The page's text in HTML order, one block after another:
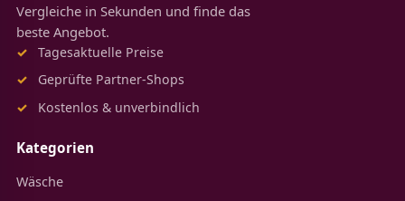
Vergleiche in Sekunden und finde das
beste Angebot.
Tagesaktuelle Preise
Geprüfte Partner-Shops
Kostenlos & unverbindlich
Kategorien
Wäsche